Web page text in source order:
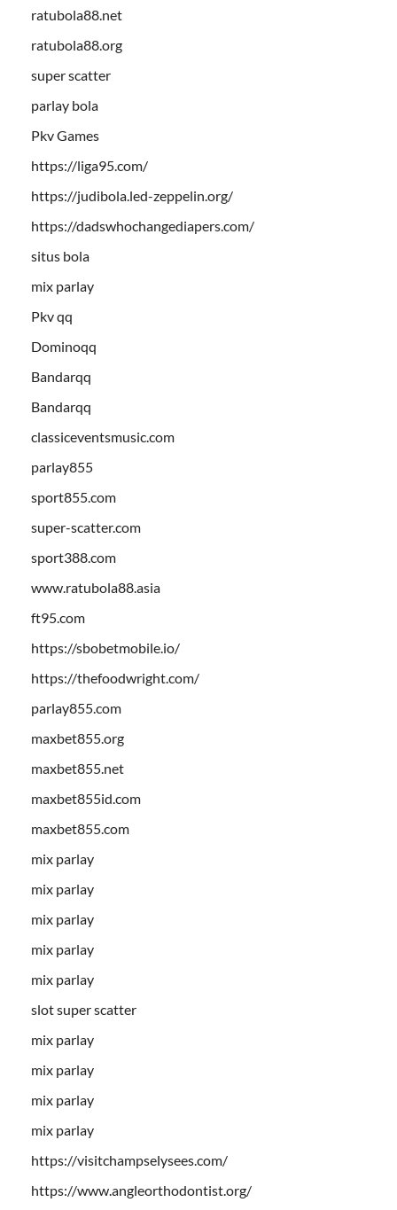
ratubola88.net
ratubola88.org
super scatter
parlay bola
Pkv Games
https://liga95.com/
https://judibola.led-zeppelin.org/
https://dadswhochangediapers.com/
situs bola
mix parlay
Pkv qq
Dominoqq
Bandarqq
Bandarqq
classiceventsmusic.com
parlay855
sport855.com
super-scatter.com
sport388.com
www.ratubola88.asia
ft95.com
https://sbobetmobile.io/
https://thefoodwright.com/
parlay855.com
maxbet855.org
maxbet855.net
maxbet855id.com
maxbet855.com
mix parlay
mix parlay
mix parlay
mix parlay
mix parlay
slot super scatter
mix parlay
mix parlay
mix parlay
mix parlay
https://visitchampselysees.com/
https://www.angleorthodontist.org/